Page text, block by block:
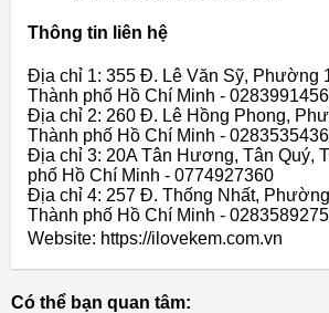
Thông tin liên hệ
Địa chỉ 1: 355 Đ. Lê Văn Sỹ, Phường
Thành phố Hồ Chí Minh -
Địa chỉ 2: 260 Đ. Lê Hồng Phong,
Thành phố Hồ Chí Minh -
Địa chỉ 3: 20A Tân Hương, Tân Quý,
phố Hồ Chí Minh - 0774927360
Địa chỉ 4: 257 Đ. Thống Nhất,
Thành phố Hồ Chí Minh -
Website: https://ilovekem.com.vn
Có thể bạn quan tâm: